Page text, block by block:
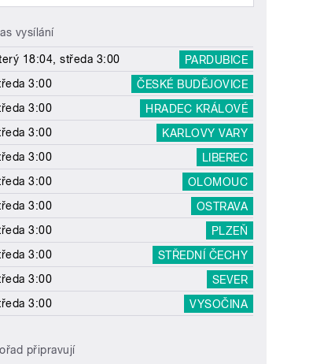
vysílání
18:04, středa 3:00
PARDUBICE
3:00
ČESKÉ BUDĚJOVICE
3:00
HRADEC KRÁLOVÉ
3:00
KARLOVY VARY
3:00
LIBEREC
3:00
OLOMOUC
3:00
OSTRAVA
3:00
PLZEŇ
3:00
STŘEDNÍ ČECHY
3:00
SEVER
3:00
VYSOČINA
připravují